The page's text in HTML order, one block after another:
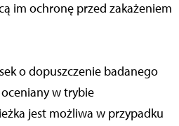
im ochronę przed zakażeniem
o dopuszczenie badanego
w trybie
jest możliwa w przypadku